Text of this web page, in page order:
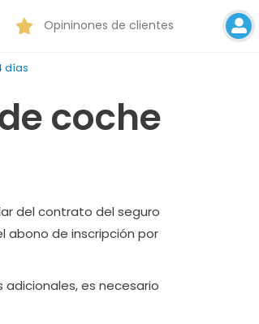
Opininones de clientes
días
coche
del contrato del seguro
abono de inscripción por
es necesario